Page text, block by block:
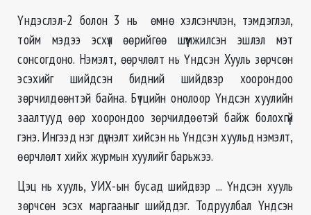
Үндэслэл-2 болон 3 нь өмнө хэлсэнчлэн, тэмдэглэл,
тойм мэдээ эсхүл өөрийгөө шүүмжилсэн эшлэл мэт
сонсогдоно. Нэмэлт, өөрчлөлт нь Үндсэн Хууль зөрчсөн
эсэхийг шийдсэн бидний шийдвэр хоорондоо
зөрчилдөөнтэй байна. Бүтцийн онолоор Үндсэн хуулийн
заалтууд өөр хоорондоо зөрчилдөөтэй байж болохгүй
гэнэ. Ингээд нэг дүгнэлт хийсэн нь Үндсэн хуульд нэмэлт,
өөрчлөлт хийх журмын хуулийг барьжээ.
Цэц нь хууль, УИХ-ын бусад шийдвэр ... Үндсэн хууль
зөрчсөн эсэх маргааныг шийддэг. Тодруулбал Үндсэн